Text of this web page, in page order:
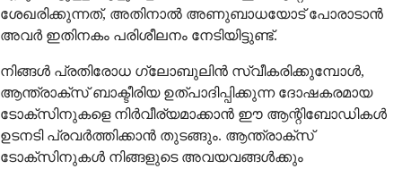
ശേഖരിക്കുന്നത്, അതിനാൽ അണുബാധയോട് പോരാടാൻ
അവർ ഇതിനകം പരിശീലനം നേടിയിട്ടുണ്ട്.
നിങ്ങൾ പ്രതിരോധ ഗ്ലോബുലിൻ സ്വീകരിക്കുമ്പോൾ,
ആന്ത്രാക്സ് ബാക്ടീരിയ ഉത്പാദിപ്പിക്കുന്ന ദോഷകരമായ
ടോക്സിനുകളെ നിർവീര്യമാക്കാൻ ഈ ആന്റിബോഡികൾ
ഉടനടി പ്രവർത്തിക്കാൻ തുടങ്ങും. ആന്ത്രാക്സ്
ടോക്സിനുകൾ നിങ്ങളുടെ അവയവങ്ങൾക്കും